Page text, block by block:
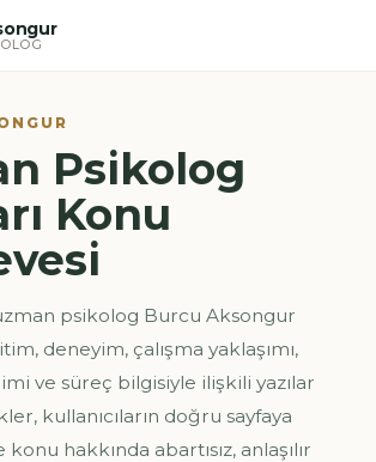
Psikolog
Konu
psikolog Burcu Aksongur
deneyim, çalışma yaklaşımı,
ve süreç bilgisiyle ilişkili yazılar
kullanıcıların doğru sayfaya
konu hakkında abartısız, anlaşılır